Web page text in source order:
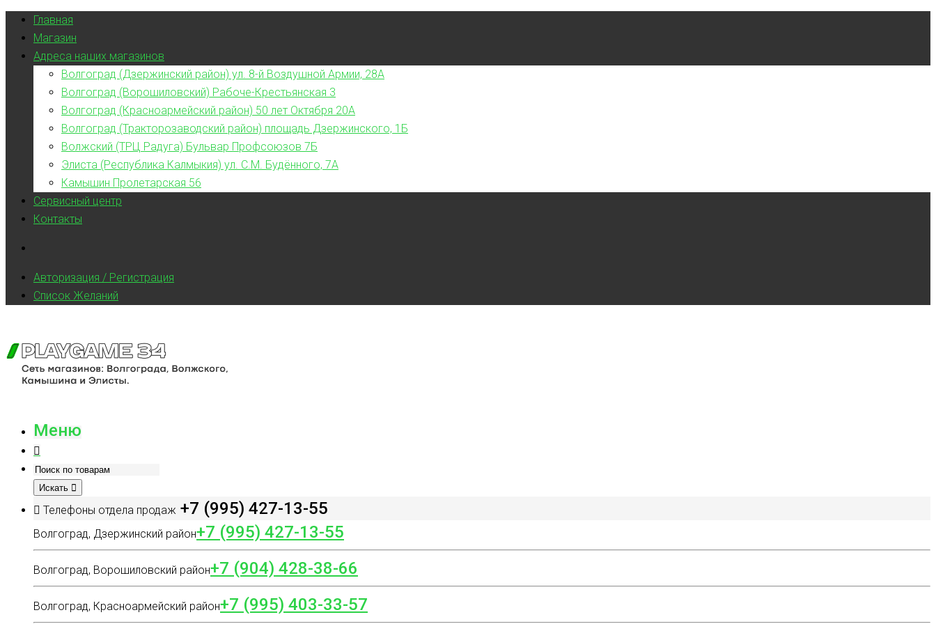
Главная
Магазин
Адреса наших магазинов
Волгоград (Дзержинский район) ул. 8-й Воздушной Армии, 28А
Волгоград (Ворошиловский) Рабоче-Крестьянская 3
Волгоград (Красноармейский район) 50 лет Октября 20А
Волгоград (Тракторозаводский район) площадь Дзержинского, 1Б
Волжский (ТРЦ Радуга) Бульвар Профсоюзов 7Б
Элиста (Республика Калмыкия) ул. С.М. Будённого, 7А
Камышин Пролетарская 56
Сервисный центр
Контакты
Авторизация / Регистрация
Список Желаний
Меню
Искать
Телефоны отдела продаж +7 (995) 427-13-55
Волгоград, Дзержинский район+7 (995) 427-13-55
Волгоград, Ворошиловский район+7 (904) 428-38-66
Волгоград, Красноармейский район+7 (995) 403-33-57